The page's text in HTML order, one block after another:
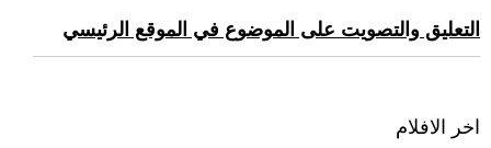
التعليق والتصويت على الموضوع في الموقع الرئيسي
اخر الافلام